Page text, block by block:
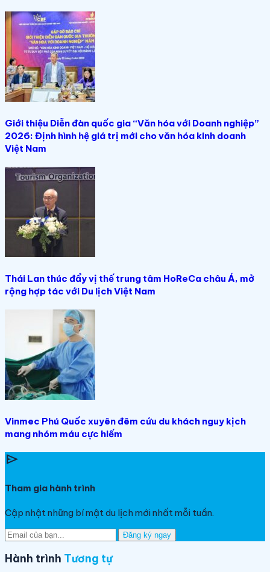
Giới thiệu Diễn đàn quốc gia “Văn hóa với Doanh nghiệp”
2026: Định hình hệ giá trị mới cho văn hóa kinh doanh
Việt Nam
Thái Lan thúc đẩy vị thế trung tâm HoReCa châu Á, mở
rộng hợp tác với Du lịch Việt Nam
Vinmec Phú Quốc xuyên đêm cứu du khách nguy kịch
mang nhóm máu cực hiếm
send
Tham gia hành trình
Cập nhật những bí mật du lịch mới nhất mỗi tuần.
Đăng ký ngay
Hành trình Tương tự